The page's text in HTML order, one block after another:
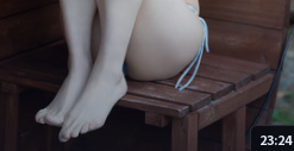
23:24